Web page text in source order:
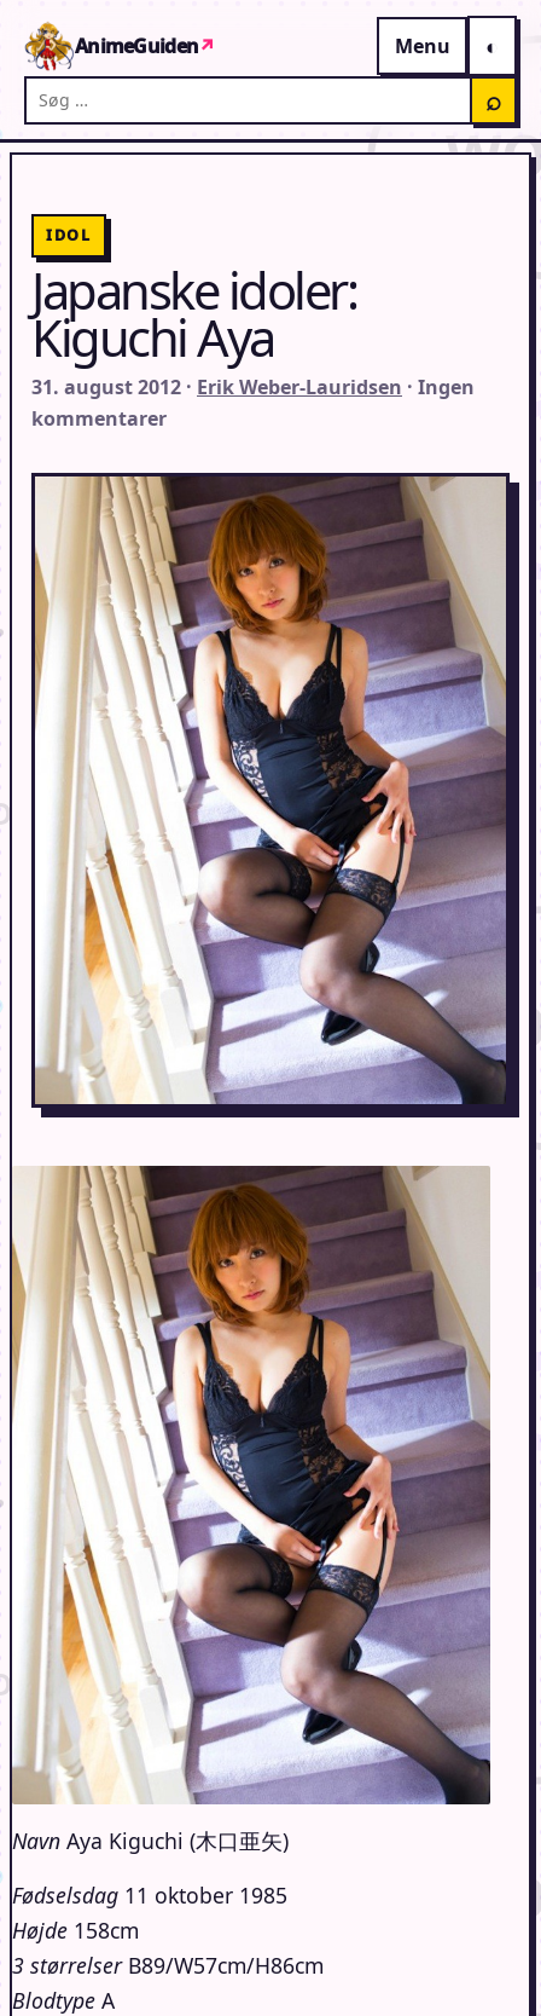
AnimeGuiden↗
Menu
Søg på AnimeGuiden
⌕
IDOL
Japanske idoler:
Kiguchi Aya
31. august 2012 · Erik Weber-Lauridsen · Ingen
kommentarer
Navn Aya Kiguchi (木口亜矢)
Fødselsdag 11 oktober 1985
Højde 158cm
3 størrelserB89/W57cm/H86cm
Blodtype A